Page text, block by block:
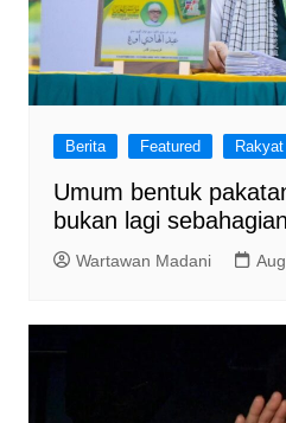
Berita Featured Rakyat
Umum bentuk
bukan lagi
Wartawan Madani